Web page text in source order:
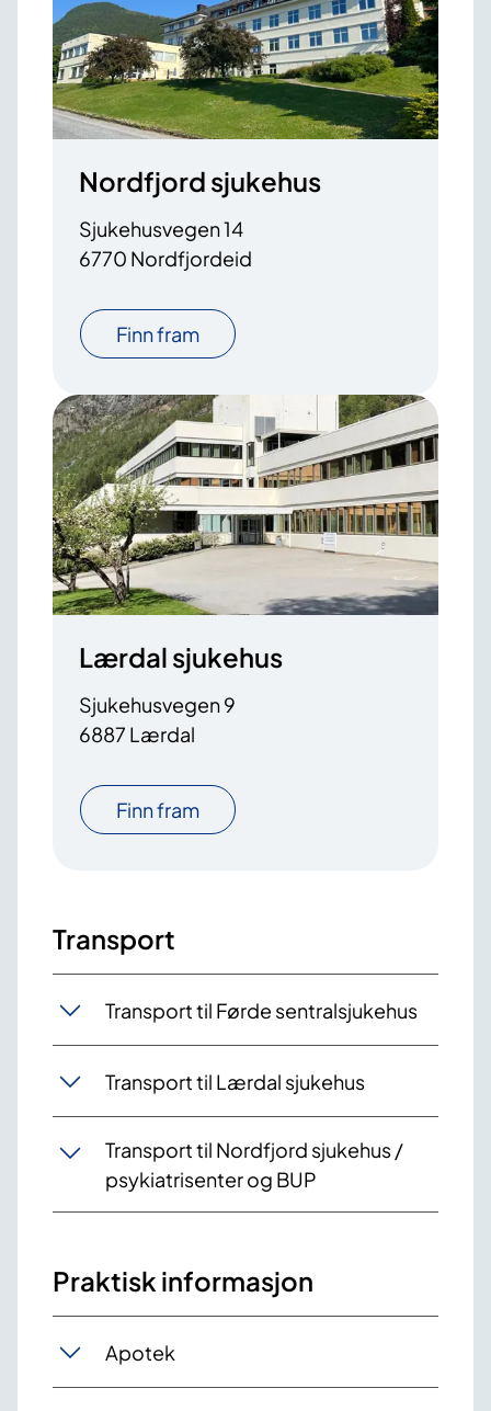
Nordfjord sjukehus
Sjukehusvegen 14
6770 Nordfjordeid
Finn fram
Lærdal sjukehus
Sjukehusvegen 9
6887 Lærdal
Finn fram
Transport
Transport til Førde sentralsjukehus
Transport til Lærdal sjukehus
Transport til Nordfjord sjukehus /
psykiatrisenter og BUP
Praktisk informasjon
Apotek